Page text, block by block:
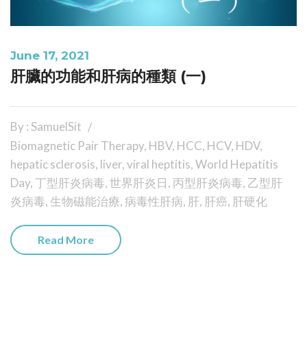
June 17, 2021
肝臟的功能和肝病的種類 (一)
By : SamuelSit
Biomagnetic Pair Therapy, HBV, HCC, HCV, HDV,
hepatic sclerosis, liver,viral heptitis,World Hepatitis
Day,丁型肝炎病毒,世界肝炎日,丙型肝炎病毒, 乙型肝
炎病毒, 生物磁能治療,病毒性肝病, 肝, 肝癌, 肝硬化
Read More